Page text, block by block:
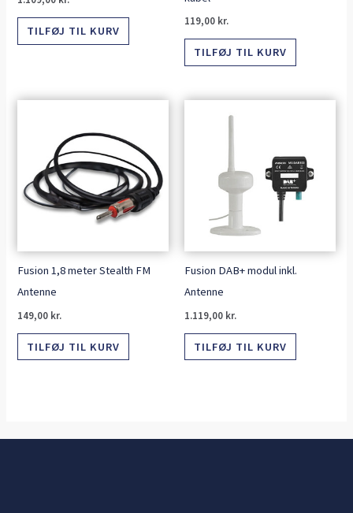
TILFØJ TIL KURV
119,00 kr.
TILFØJ TIL KURV
Fusion 1,8 meter Stealth FM
Antenne
149,00 kr.
TILFØJ TIL KURV
Fusion DAB+ modul inkl.
Antenne
1.119,00 kr.
TILFØJ TIL KURV